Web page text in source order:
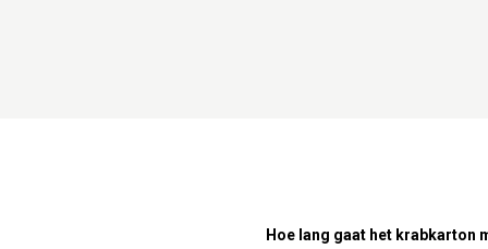
Hoe lang gaat het krabkarton